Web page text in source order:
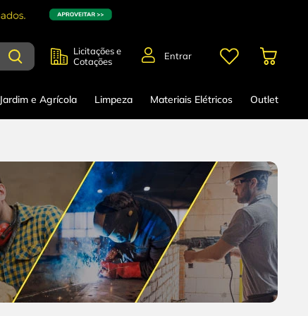
Licitações e
Cotações
Entrar
Jardim e Agrícola Limpeza Materiais Elétricos Outlet